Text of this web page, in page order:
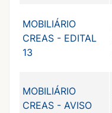
MOBILIÁRIO
CREAS - EDITAL
13
MOBILIÁRIO
CREAS - AVISO